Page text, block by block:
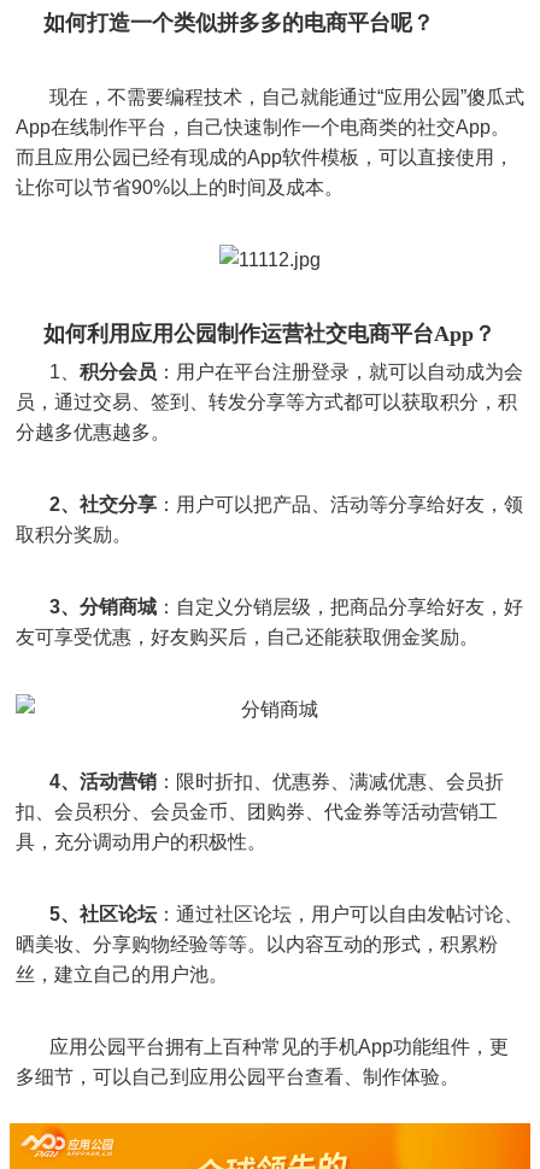
如何打造一个类似拼多多的电商平台呢？
现在，不需要编程技术，自己就能通过“应用公园”傻瓜式
App在线制作平台，自己快速制作一个电商类的社交App。
而且应用公园已经有现成的App软件模板，可以直接使用，
让你可以节省90%以上的时间及成本。
如何利用应用公园制作运营社交电商平台App？
1、 积分会员 ：用户在平台注册登录，就可以自动成为会
员，通过交易、签到、转发分享等方式都可以获取积分，积
分越多优惠越多。
2、 社交分享 ：用户可以把产品、活动等分享给好友，领
取积分奖励。
3、 分销商城 ：自定义分销层级，把商品分享给好友，好
友可享受优惠，好友购买后，自己还能获取佣金奖励。
4、 活动营销 ：限时折扣、优惠券、满减优惠、会员折
扣、会员积分、会员金币、团购券、代金券等活动营销工
具，充分调动用户的积极性。
5、 社区论坛：通过社区论坛，用户可以自由发帖讨论、
晒美妆、分享购物经验等等。以内容互动的形式，积累粉
丝，建立自己的用户池。
应用公园平台拥有上百种常见的手机App功能组件，更
多细节，可以自己到应用公园平台查看、制作体验。